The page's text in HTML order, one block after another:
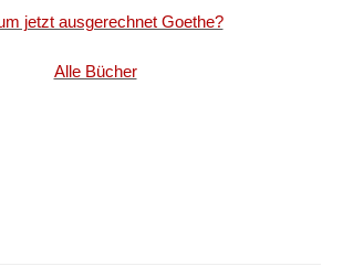
jetzt ausgerechnet Goethe?
Alle Bücher